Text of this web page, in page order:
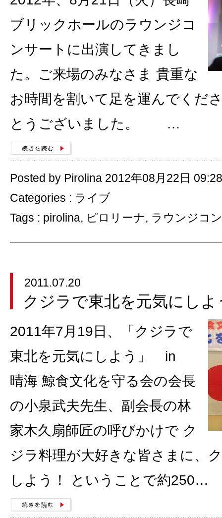
ブリックホールのラウンジコ
ンサートに出演してきまし
た。ご来場のみなさま 貴重な
お時間を割いて足を運んでくだ
とうございました。 …
Posted by Pirolina 2012年08月22日 09:28
Categories : ライブ
Tags : pirolina, ピロリーナ, ラウンジコ
2011.07.20
クジラで東北を元気にしよ
2011年7月19日、「クジラで
東北を元気にしよう」 in
晴海 鯨食文化を守る会の会長
の小泉武夫先生、副会長の林
家木久扇師匠の呼びかけで ク
ジラ料理が大好きな皆さまに、
しよう！ ということで約250…